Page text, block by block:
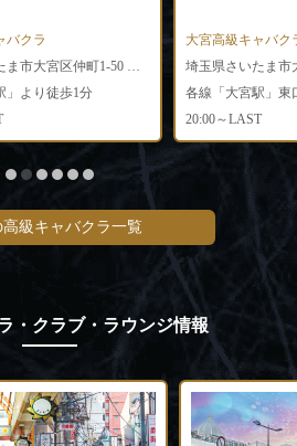
バクラ
埼玉県さいたま市大宮区仲町1-50 福田産業ビル2F
」より徒歩1分
大宮高級キャバク
各線「大宮駅」東
20:00～LAST
高級キャバクラ一覧
・クラブ・ラウンジ情報